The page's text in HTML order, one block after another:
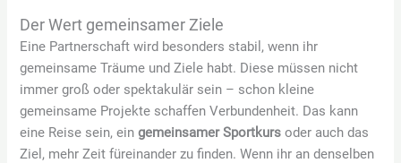
Der Wert gemeinsamer Ziele
Eine Partnerschaft wird besonders stabil, wenn ihr
gemeinsame Träume und Ziele habt. Diese müssen nicht
immer groß oder spektakulär sein – schon kleine
gemeinsame Projekte schaffen Verbundenheit. Das kann
eine Reise sein, eingemeinsamer Sportkurs oder auch das
Ziel, mehr Zeit füreinander zu finden. Wenn ihr an denselben